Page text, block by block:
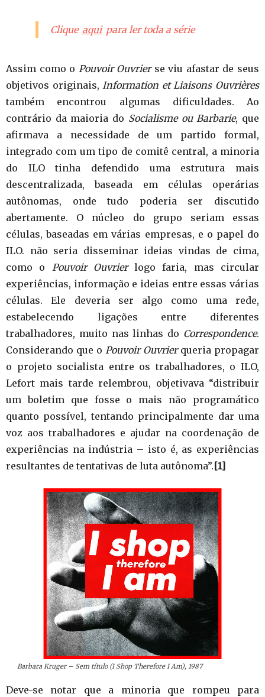
Clique aqui para ler toda a série
Assim como o Pouvoir Ouvrierse viu afastar de seus
objetivos originais,Information et Liaisons Ouvrières
também encontrou algumas dificuldades. Ao
contrário da maioria do Socialisme ou Barbarie, que
afirmava a necessidade de um partido formal,
integrado com um tipo de comitê central, a minoria
do ILO tinha defendido uma estrutura mais
descentralizada, baseada em células operárias
autônomas, onde tudo poderia ser discutido
abertamente. O núcleo do grupo seriam essas
células, baseadas em várias empresas, e o papel do
ILO. não seria disseminar ideias vindas de cima,
como o Pouvoir Ouvrierlogo faria, mas circular
experiências, informação e ideias entre essas várias
células. Ele deveria ser algo como uma rede,
estabelecendo ligações entre diferentes
trabalhadores, muito nas linhas do Correspondence.
Considerando que o Pouvoir Ouvrierqueria propagar
o projeto socialista entre os trabalhadores, o ILO,
Lefort mais tarde relembrou, objetivava “distribuir
um boletim que fosse o mais não programático
quanto possível, tentando principalmente dar uma
voz aos trabalhadores e ajudar na coordenação de
experiências na indústria – isto é, as experiências
resultantes de tentativas de luta autônoma”. [1]
Barbara Kruger – Sem título (I Shop Therefore I Am), 1987
Deve-se notar que a minoria que rompeu para